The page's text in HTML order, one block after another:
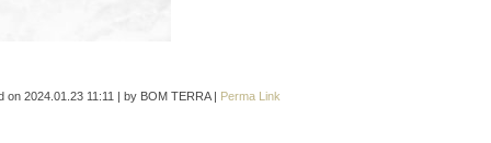
on 2024.01.23 11:11 | by BOM TERRA| Perma Link